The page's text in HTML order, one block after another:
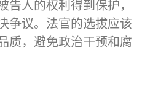
人的权利得到保护，
争议。法官的选拔应该
质，避免政治干预和腐